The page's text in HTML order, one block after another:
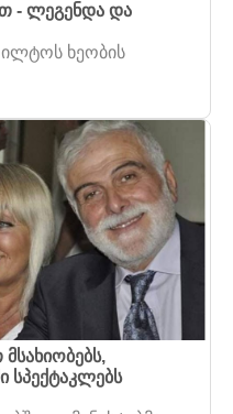
- ლეგენდა და
ილტოს ხეობის
სპექტაკლებს